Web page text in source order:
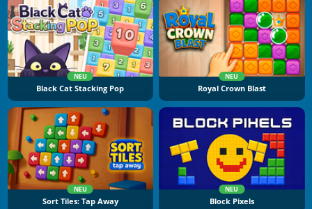
NEU
Black Cat Stacking Pop
NEU
Royal Crown Blast
NEU
Sort Tiles: Tap Away
NEU
Block Pixels